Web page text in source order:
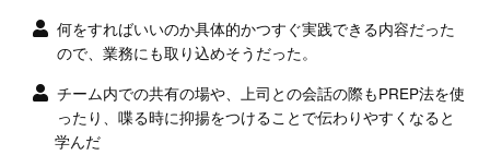
何をすればいいのか具体的かつすぐ実践できる内容だった
ので、業務にも取り込めそうだった。
チーム内での共有の場や、上司との会話の際もPREP法を使
ったり、喋る時に抑揚をつけることで伝わりやすくなると
学んだ